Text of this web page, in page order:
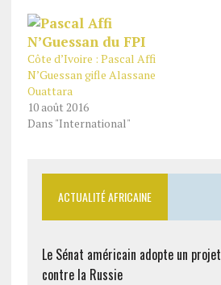
Côte d’Ivoire : Pascal Affi
N’Guessan gifle Alassane
Ouattara
10 août 2016
Dans "International"
ACTUALITÉ AFRICAINE
Le Sénat américain adopte un
contre la Russie